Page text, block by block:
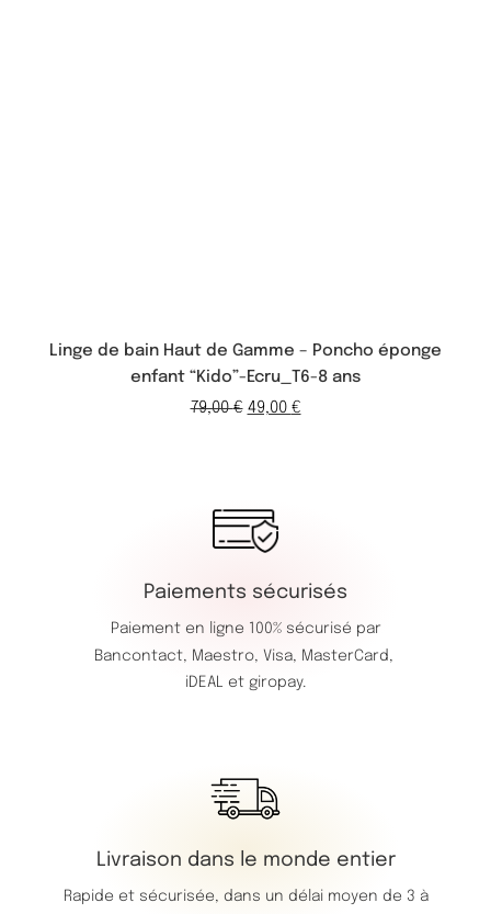
Linge de bain Haut de Gamme – Poncho éponge
enfant “Kido”-Ecru_T6-8 ans
79,00€ 49,00 €
Paiements sécurisés
Paiement en ligne 100% sécurisé par
Bancontact,
Maestro, Visa, MasterCard,
iDEAL et giropay.
Livraison dans le monde entier
Rapide et sécurisée, dans un délai moyen de 3 à